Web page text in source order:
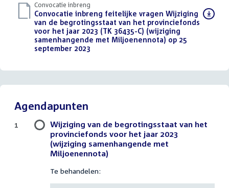
Convocatie inbreng
Download
bestand:
Convocatie inbreng feitelijke vragen Wijziging
van de begrotingsstaat van het provinciefonds
voor het jaar 2023 (TK 36435-C) (wijziging
samenhangende met Miljoenennota) op 25
september 2023
Agendapunten
Wijziging van de begrotingsstaat van het
provinciefonds voor het jaar 2023
(wijziging samenhangende met
Miljoenennota)
Te behandelen:
1